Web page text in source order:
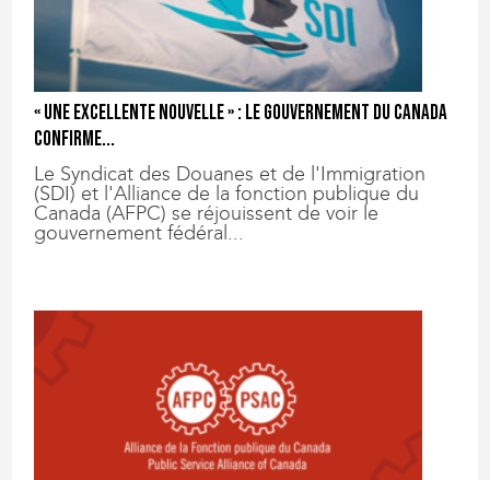
« Une excellente nouvelle » : le gouvernement du Canada
confirme...
Le Syndicat des Douanes et de l'Immigration
(SDI) et l'Alliance de la fonction publique du
Canada (AFPC) se réjouissent de voir le
gouvernement fédéral...